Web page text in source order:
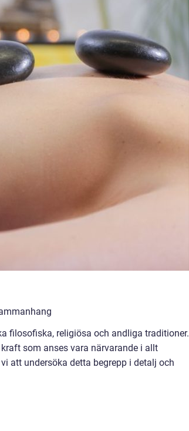
filosofiska, religiösa och andliga traditioner.
som anses vara närvarande i allt
att undersöka detta begrepp i detalj och